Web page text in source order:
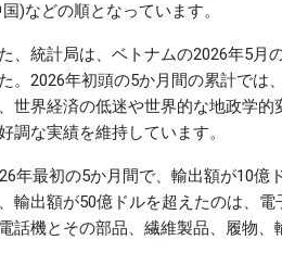
)などの順となっています。
、統計局は、ベトナムの2026年5月
。2026年初頭の5か月間の累計では
世界経済の低迷や世界的な地政学
調な実績を維持しています。
年最初の5か月間で、輸出額が10億
輸出額が50億ドルを超えたのは、
話機とその部品、繊維製品、履物、